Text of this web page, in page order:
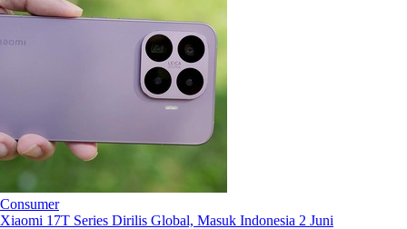
Consumer
Xiaomi 17T Series Dirilis Global, Masuk Indonesia 2 Juni